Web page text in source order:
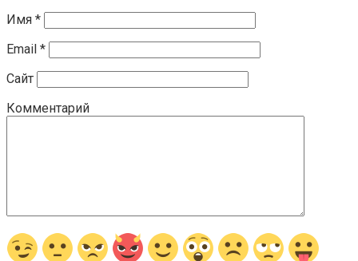
Имя *
Email *
Сайт
Комментарий